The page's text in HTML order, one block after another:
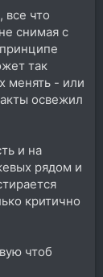
все что
снимая с
так
менять - или
освежил
и на
рядом и
критично
чтоб